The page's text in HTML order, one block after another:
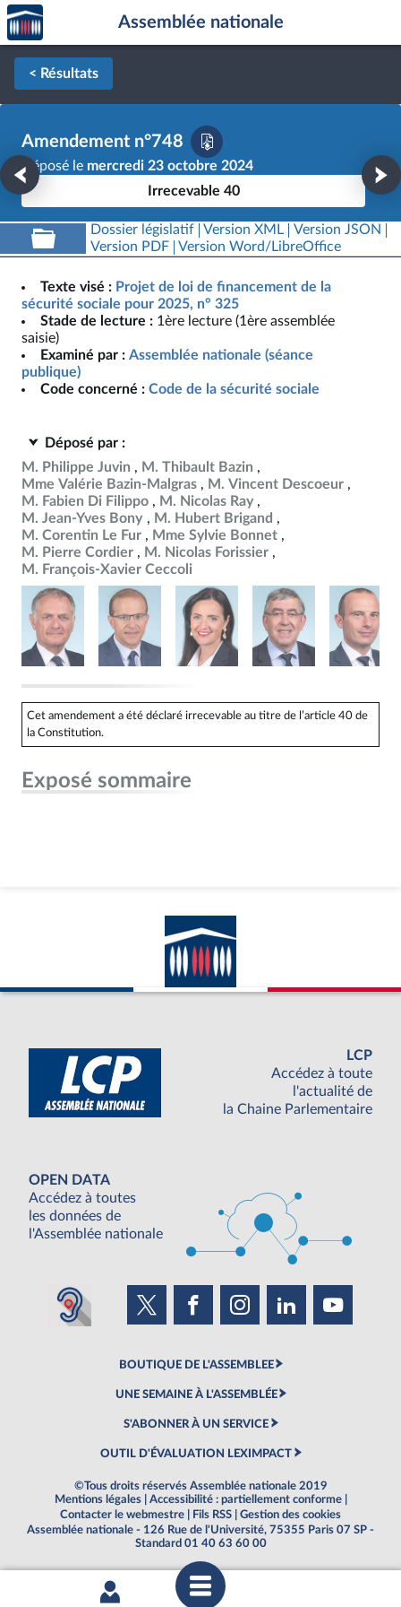
Aller au contenu
Aller en bas de la page
Accèder
à la
page
d'accueil
Assemblée nationale
< Résultats
Amendement n°748
Déposé le mercredi 23 octobre 2024
Irrecevable 40
Dossier législatif Version XML
Version JSON
Version PDF
Version Word/LibreOffice
Texte visé : Projet de loi de financement de la
sécurité sociale pour 2025, n° 325
Stade de lecture : 1ère lecture (1ère assemblée
saisie)
Examiné par : Assemblée nationale (séance
publique)
Code concerné : Code de la sécurité sociale
Déposé par :
M. Philippe Juvin
M. Thibault Bazin
Mme Valérie Bazin-Malgras
M. Vincent Descoeur
M. Fabien Di Filippo
M. Nicolas Ray
M. Jean-Yves Bony
M. Hubert Brigand
M. Corentin Le Fur
Mme Sylvie Bonnet
M. Pierre Cordier
M. Nicolas Forissier
M. François-Xavier Ceccoli
Cet amendement a été déclaré irrecevable au titre de l’article 40 de
la Constitution.
Exposé sommaire
LCP
Accédez à toute
l'actualité de
la Chaine Parlementaire
OPEN DATA
Accédez à toutes
les données de
l'Assemblée nationale
BOUTIQUE DE L'ASSEMBLEE
UNE SEMAINE À L'ASSEMBLÉE
S'ABONNER À UN SERVICE
OUTIL D'ÉVALUATION LEXIMPACT
©Tous droits réservés Assemblée nationale 2019
Mentions légales
Accessibilité : partiellement conforme
Contacter le webmestre
Fils RSS
Gestion des cookies
Assemblée nationale - 126 Rue de l'Université, 75355 Paris 07 SP -
Standard 01 40 63 60 00